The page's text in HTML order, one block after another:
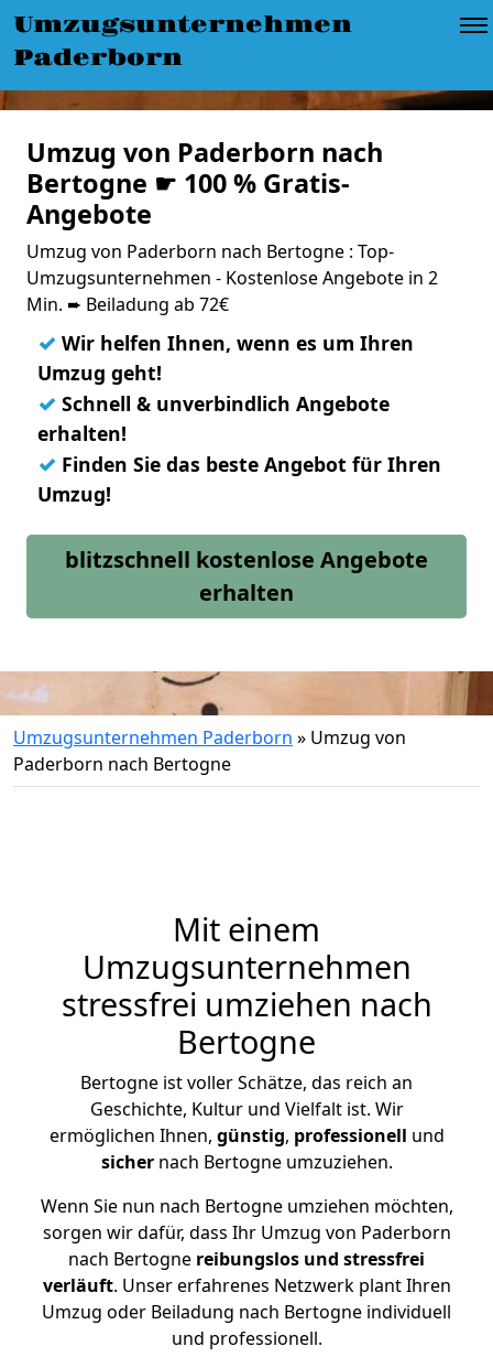
Umzugsunternehmen
Paderborn
Umzug von Paderborn nach
Bertogne ☛ 100 % Gratis-
Angebote
Umzug von Paderborn nach Bertogne : Top-
Umzugsunternehmen - Kostenlose Angebote in 2
Min. ➨ Beiladung ab 72€
✓ Wir helfen Ihnen, wenn es um Ihren
Umzug geht!
✓ Schnell & unverbindlich Angebote
erhalten!
✓ Finden Sie das beste Angebot für Ihren
Umzug!
blitzschnell kostenlose Angebote
erhalten
Umzugsunternehmen Paderborn » Umzug von
Paderborn nach Bertogne
Mit einem
Umzugsunternehmen
stressfrei umziehen nach
Bertogne
Bertogne ist voller Schätze, das reich an
Geschichte, Kultur und Vielfalt ist. Wir
ermöglichen Ihnen, günstig, professionell und
sichernach Bertogne umzuziehen.
Wenn Sie nun nach Bertogne umziehen möchten,
sorgen wir dafür, dass Ihr Umzug von Paderborn
nach Bertogne reibungslos und stressfrei
verläuft. Unser erfahrenes Netzwerk plant Ihren
Umzug oder Beiladung nach Bertogne individuell
und professionell.